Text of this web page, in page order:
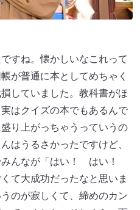
すね。懐かしいなこれって
が普通に本としてめちゃく
していました。教科書がほ
はクイズの本でもあるんで
り上がっちゃうっていうの
はうるさかったですけど、
みんなが「はい！ はい！
て大成功だったなと思いま
のが寂しくて、締めのカン